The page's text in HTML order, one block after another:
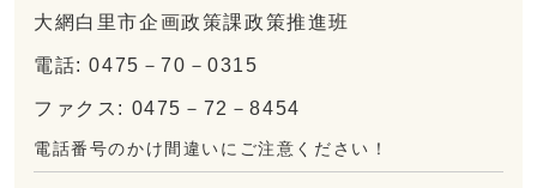
大網白里市企画政策課政策推進班
電話: 0475－70－0315
ファクス: 0475－72－8454
電話番号のかけ間違いにご注意ください！